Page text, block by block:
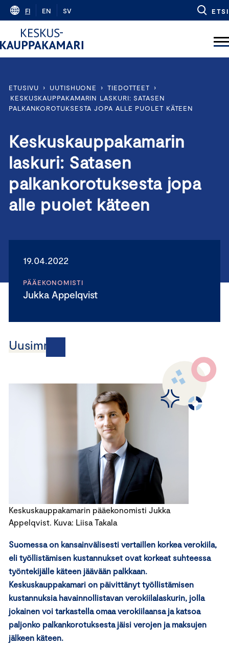
Skip
content
FI EN SV ETSI
ETUSIVU › UUTISHUONE › TIEDOTTEET
›
KESKUSKAUPPAKAMARIN LASKURI: SATASEN
PALKANKOROTUKSESTA JOPA ALLE PUOLET KÄTEEN
Keskuskauppakamarin
laskuri: Satasen
palkankorotuksesta jopa
alle puolet käteen
19.04.2022
PÄÄEKONOMISTI
Jukka Appelqvist
Uusimmat
Keskuskauppakamarin pääekonomisti Jukka
Appelqvist. Kuva: Liisa Takala
Suomessa on kansainvälisesti vertaillen korkea verokiila,
eli työllistämisen kustannukset ovat korkeat suhteessa
työntekijälle käteen jäävään palkkaan.
Keskuskauppakamari on päivittänyt työllistämisen
kustannuksia havainnollistavan verokiilalaskurin, jolla
jokainen voi tarkastella omaa verokiilaansa ja katsoa
paljonko palkankorotuksesta jäisi verojen ja maksujen
jälkeen käteen.